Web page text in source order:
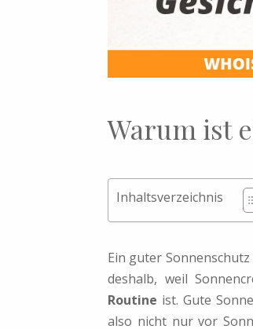
Warum ist
Inhaltsverzeichnis
Ein guter
deshalb, weil
Routine ist. Gute
also nicht nur vor